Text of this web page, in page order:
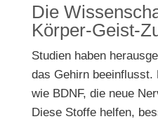
Die
Körper-Geist-
Studien haben
das Gehirn beeinflusst.
wie BDNF, die neue
Diese Stoffe helfen,